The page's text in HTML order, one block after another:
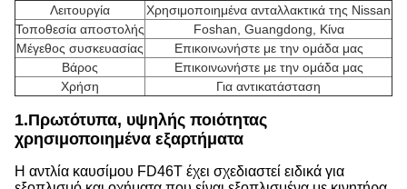
Λειτουργία
Χρησιμοποιημένα ανταλλακτικά της Nissan
Τοποθεσία αποστολής
Foshan, Guangdong, Κίνα
Μέγεθος συσκευασίας
Επικοινωνήστε με την ομάδα μας
Βάρος
Επικοινωνήστε με την ομάδα μας
Χρήση
Για αντικατάσταση
1.Πρωτότυπα, υψηλής ποιότητας
χρησιμοποιημένα εξαρτήματα
Η αντλία καυσίμου FD46T έχει σχεδιαστεί ειδικά για